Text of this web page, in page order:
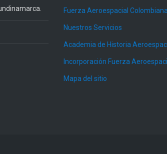
Fuerza Aeroespacial
Nuestros Servicios
Academia de Historia
Incorporación Fuerza
Mapa del sitio